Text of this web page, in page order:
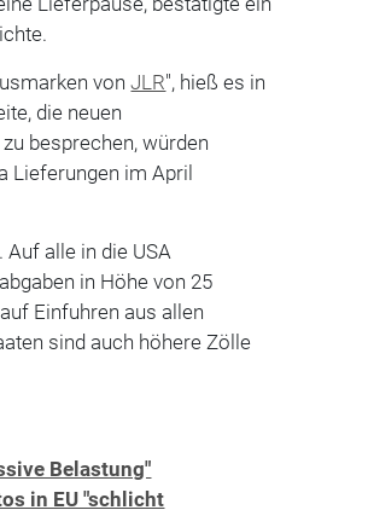
vonJLR", hieß es in
die neuen
besprechen, würden
Lieferungen im April
alle in die USA
in Höhe von 25
Einfuhren aus allen
sind auch höhere Zölle
Belastung"
in EU "schlicht